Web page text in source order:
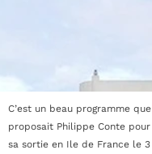
C’est un beau programme que
proposait Philippe Conte pour
sa sortie en Ile de France le 3